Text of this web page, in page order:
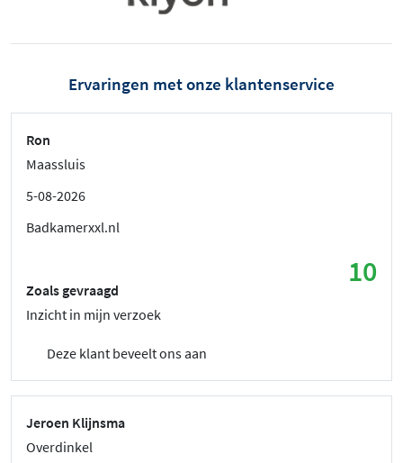
Ervaringen met onze klantenservice
Ron
Maassluis
5-08-2026
Badkamerxxl.nl
10
Zoals gevraagd
Inzicht in mijn verzoek
Deze klant beveelt ons aan
Jeroen Klijnsma
Overdinkel